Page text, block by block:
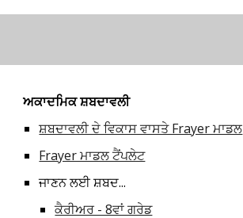
ਅਕਾਦਮਿਕ ਸ਼ਬਦਾਵਲੀ
ਸ਼ਬਦਾਵਲੀ ਦੇ ਵਿਕਾਸ ਵਾਸਤੇ Frayer ਮਾਡਲ
Frayer ਮਾਡਲ ਟੈਂਪਲੇਟ
ਜਾਣਨ ਲਈ ਸ਼ਬਦ...
ਕੈਰੀਅਰ - 8ਵਾਂ ਗਰੇਡ